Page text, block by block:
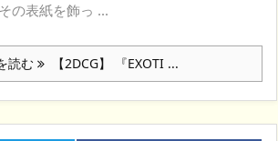
の表紙を飾っ ...
読む 【2DCG】 『EXOTI ...